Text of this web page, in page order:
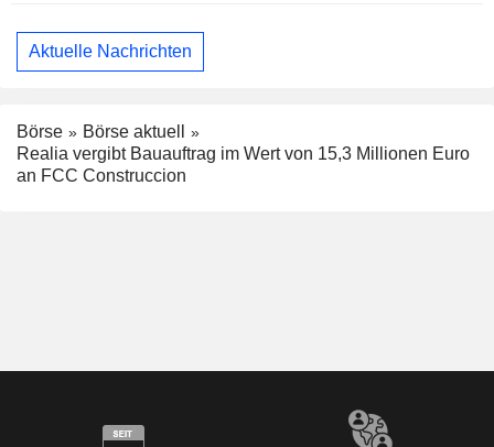
Aktuelle Nachrichten
Börse
Börse aktuell
Realia vergibt Bauauftrag im Wert von 15,3 Millionen Euro
an FCC Construccion